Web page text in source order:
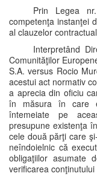
Prin Legea
competenţa instanţei
al clauzelor
Interpretând
Comunităţilor
S.A. versus Rocio
acestui act normativ
a aprecia din oficiu
în măsura în care
întemeiate pe
presupune existenţa
cele două părţi care
neîndoielnic că
obligaţiilor asumate
verificarea